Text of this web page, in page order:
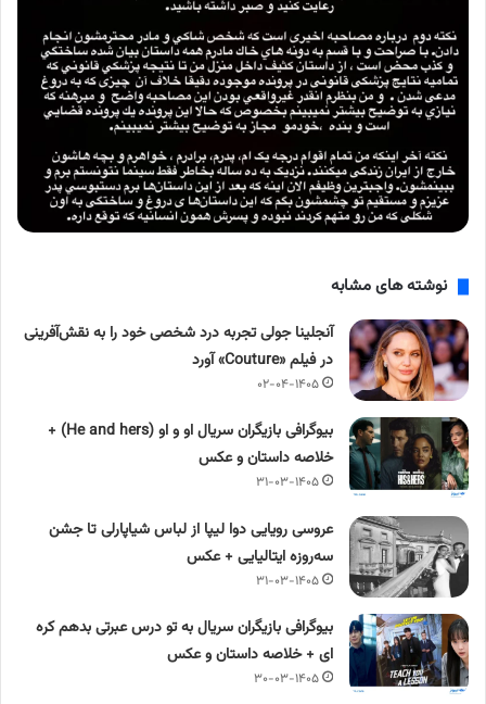
نوشته های مشابه
آنجلینا جولی تجربه درد شخصی خود را به نقش‌آفرینی
در فیلم «Couture» آورد
۰۲-۰۴-۱۴۰۵
بیوگرافی بازیگران سریال او و او (He and hers) +
خلاصه داستان و عکس
۳۱-۰۳-۱۴۰۵
عروسی رویایی دوا لیپا از لباس شیاپارلی تا جشن
سه‌روزه ایتالیایی + عکس
۳۱-۰۳-۱۴۰۵
بیوگرافی بازیگران سریال به تو درس عبرتی بدهم کره
ای + خلاصه داستان و عکس
۳۰-۰۳-۱۴۰۵